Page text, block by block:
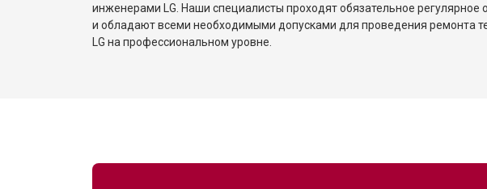
инженерами LG. Наши специалисты проходят обязательное регулярное
и обладают всеми необходимыми допусками для проведения ремонта
LG на профессиональном уровне.